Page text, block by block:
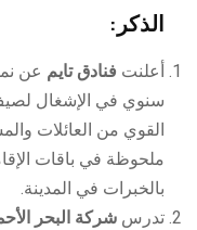
الذكر:
أعلنت فنادق تايم
القوي من العائلات
ملحوظة في باقات
بالخبرات في المدينة.
تدرس شركة البحر